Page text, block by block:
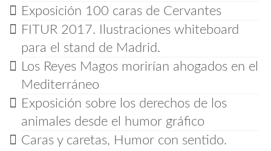
Exposición 100 caras de Cervantes
FITUR 2017. Ilustraciones whiteboard
para el stand de Madrid.
Los Reyes Magos morirían ahogados en el
Mediterráneo
Exposición sobre los derechos de los
animales desde el humor gráfico
Caras y caretas, Humor con sentido.